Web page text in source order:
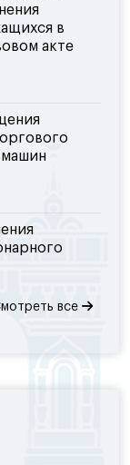
в
акте
машин
все